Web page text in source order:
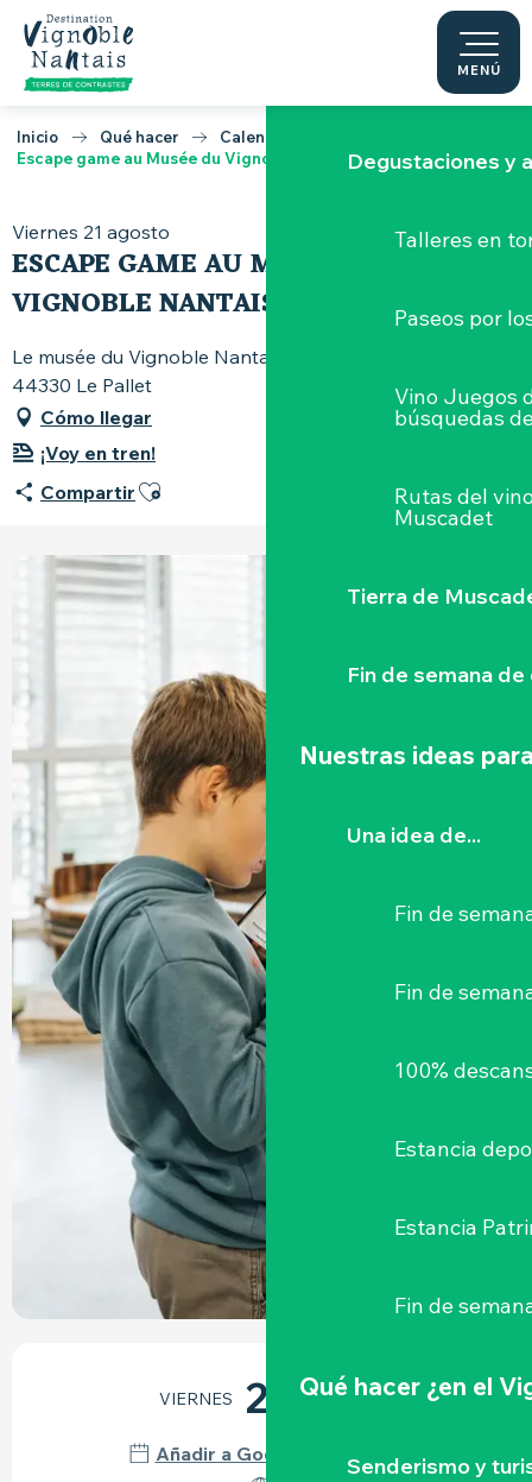
Aller
contenu
principal
MENÚ
Tierra de Muscadet
Degustaciones y
Talleres en
Paseos por
Vino Juegos
búsquedas
Rutas del
Muscadet
Tierra de
Fin de semana
Nuestras ideas
Una idea de...
Fin de
Fin de
100%
Estancia
Estancia
Fin de
Qué hacer ¿en el
Senderismo y
Inicio Qué hacer
Calendario
Escape game au Musée du Vignoble Nantais
Viernes 21 agosto
ESCAPE GAME AU MUSÉE DU
VIGNOBLE NANTAIS
Le musée du Vignoble Nantais, 82 rue Pierre-Abélard,
44330 Le Pallet
Cómo llegar
¡Voy en tren!
Compartir Ajouter aux favoris
VIERNES 21 AGOSTO
Añadir a Google Calendar